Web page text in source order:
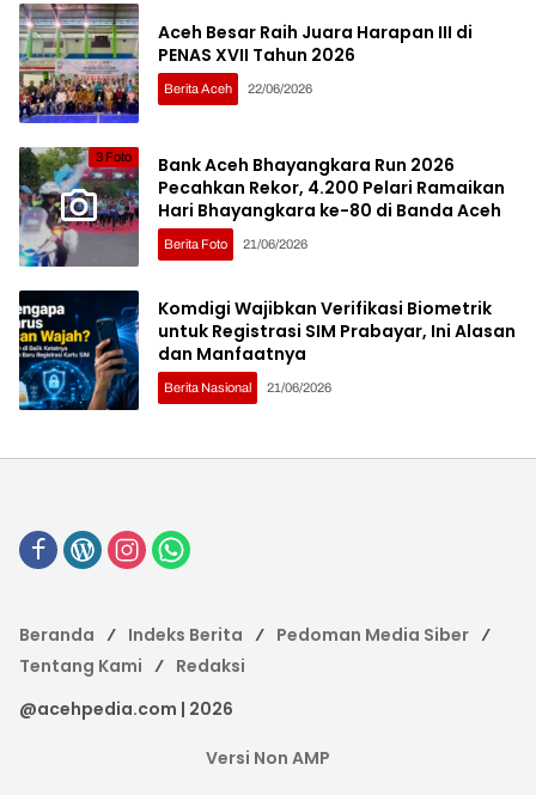
Aceh Besar Raih Juara Harapan III di
PENAS XVII Tahun 2026
Berita Aceh 22/06/2026
3 Foto
Bank Aceh Bhayangkara Run 2026
Pecahkan Rekor, 4.200 Pelari Ramaikan
Hari Bhayangkara ke-80 di Banda Aceh
Berita Foto 21/06/2026
Komdigi Wajibkan Verifikasi Biometrik
untuk Registrasi SIM Prabayar, Ini Alasan
dan Manfaatnya
Berita Nasional 21/06/2026
Beranda Indeks Berita
Pedoman Media Siber
Tentang Kami
Redaksi
@acehpedia.com | 2026
Versi Non AMP